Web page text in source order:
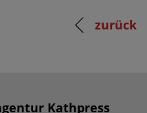
zurück
Kathpress